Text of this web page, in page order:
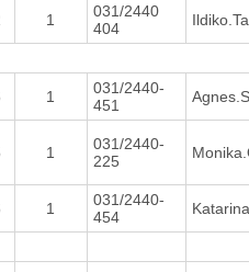
1
031/2440
404
1
031/2440-
451
1
031/2440-
225
1
031/2440-
454